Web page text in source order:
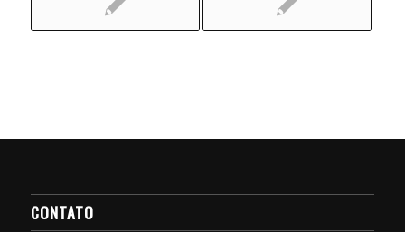
CONTATO